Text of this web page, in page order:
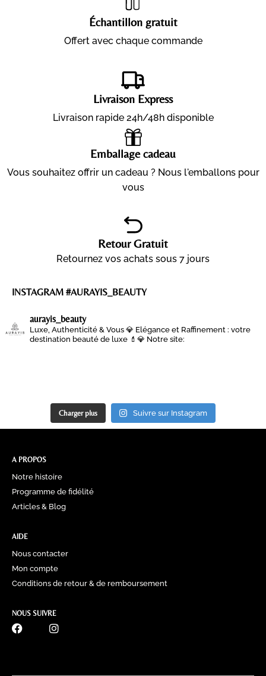
Échantillon gratuit
Offert avec chaque commande
Livraison Express
Livraison rapide 24h/48h disponible
Emballage cadeau
Vous souhaitez offrir un cadeau ? Nous l'emballons pour
vous
Retour Gratuit
Retournez vos achats sous 7 jours
INSTAGRAM #AURAYIS_BEAUTY
aurayis_beauty
Luxe, Authenticité & Vous 💎 Elégance et Raffinement : votre
destination beauté de luxe 💄💎 Notre site:
Charger plus Suivre sur Instagram
A PROPOS
Notre histoire
Programme de fidélité
Articles & Blog
AIDE
Nous contacter
Mon compte
Conditions de retour & de remboursement
NOUS SUIVRE